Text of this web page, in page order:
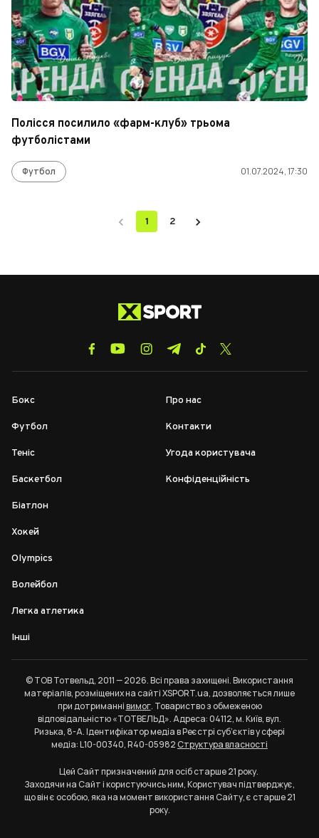
Полісся посилило «фарм-клуб» трьома
футболістами
Футбол 01.07.2024, 17:30
1 2
Бокс
Футбол
Теніс
Баскетбол
Біатлон
Хокей
Olympics
Волейбол
Легка атлетика
Інші
Про нас
Контакти
Угода користувача
Конфіденційність
© ТОВ Тотвельд, 2011 — 2026. Всі права захищені. Використання
матеріалів, розміщених на сайті XSPORT.ua, дозволяється лише
при дотриманнівимог. Товариство з обмеженою
відповідальністю «ТОТВЕЛЬД». Адреса: 04112, м. Київ, вул.
Ризька, 8-А. Ідентифікатор медіа в Реєстрі суб’єктів у сфері
медіа: L10-00340, R40-05982Структура власності
Цей Сайт призначений для осіб старше 21 року.
Заходячи на Сайт і користуючись ним, Користувач підтверджує,
що він є особою, яка на момент використання Сайту, є старше 21
року.